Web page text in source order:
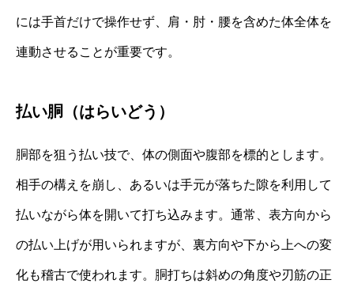
には手首だけで操作せず、肩・肘・腰を含めた体全体を
連動させることが重要です。
払い胴（はらいどう）
胴部を狙う払い技で、体の側面や腹部を標的とします。
相手の構えを崩し、あるいは手元が落ちた隙を利用して
払いながら体を開いて打ち込みます。通常、表方向から
の払い上げが用いられますが、裏方向や下から上への変
化も稽古で使われます。胴打ちは斜めの角度や刃筋の正